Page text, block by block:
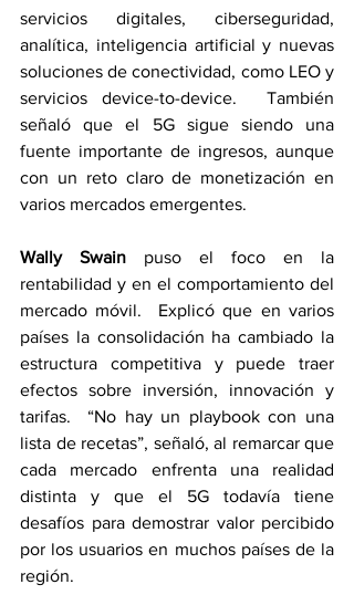
servicios digitales, ciberseguridad,
analítica, inteligencia artificial y nuevas
soluciones de conectividad, como LEO y
servicios device-to-device.  También
señaló que el 5G sigue siendo una
fuente importante de ingresos, aunque
con un reto claro de monetización en
varios mercados emergentes.
Wally Swain puso el foco en la
rentabilidad y en el comportamiento del
mercado móvil.  Explicó que en varios
países la consolidación ha cambiado la
estructura competitiva y puede traer
efectos sobre inversión, innovación y
tarifas.  “No hay un playbook con una
lista de recetas”, señaló, al remarcar que
cada mercado enfrenta una realidad
distinta y que el 5G todavía tiene
desafíos para demostrar valor percibido
por los usuarios en muchos países de la
región.